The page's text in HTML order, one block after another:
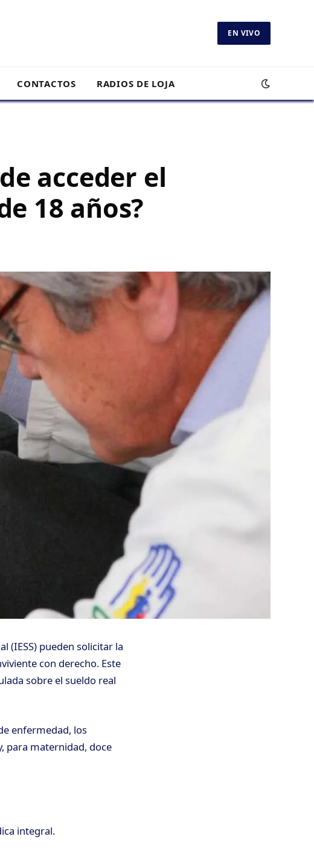
EN VIVO
CONTACTOS RADIOS DE LOJA
acceder el
18 años?
(IESS) pueden solicitar la
con derecho. Este
sobre el sueldo real
enfermedad, los
para maternidad, doce
integral.